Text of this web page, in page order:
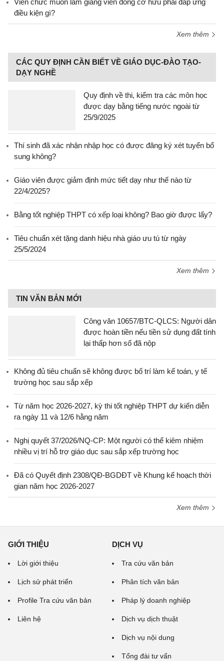
Viên chức muốn làm giảng viên đồng cơ hữu phải đáp ứng
điều kiện gì?
Xem thêm
CÁC QUY ĐỊNH CẦN BIẾT VỀ GIÁO DỤC-ĐÀO TẠO-
DẠY NGHỀ
Quy định về thi, kiểm tra các môn học
được dạy bằng tiếng nước ngoài từ
25/9/2025
Thí sinh đã xác nhận nhập học có được đăng ký xét tuyển bổ
sung không?
Giáo viên được giảm định mức tiết dạy như thế nào từ
22/4/2025?
Bằng tốt nghiệp THPT có xếp loại không? Bao giờ được lấy?
Tiêu chuẩn xét tặng danh hiệu nhà giáo ưu tú từ ngày
25/5/2024
Xem thêm
TIN VĂN BẢN MỚI
Công văn 10657/BTC-QLCS: Người dân
được hoàn tiền nếu tiền sử dụng đất tính
lại thấp hơn số đã nộp
Không đủ tiêu chuẩn sẽ không được bố trí làm kế toán, y tế
trường học sau sắp xếp
Từ năm học 2026-2027, kỳ thi tốt nghiệp THPT dự kiến diễn
ra ngày 11 và 12/6 hằng năm
Nghị quyết 37/2026/NQ-CP: Một người có thể kiêm nhiệm
nhiều vị trí hỗ trợ giáo dục sau sắp xếp trường học
Đã có Quyết định 2308/QĐ-BGDĐT về Khung kế hoạch thời
gian năm học 2026-2027
Xem thêm
GIỚI THIỆU
Lời giới thiệu
Lịch sử phát triển
Profile Tra cứu văn bản
Liên hệ
DỊCH VỤ
Tra cứu văn bản
Phân tích văn bản
Pháp lý doanh nghiệp
Dịch vụ dịch thuật
Dịch vụ nội dung
Tổng đài tư vấn